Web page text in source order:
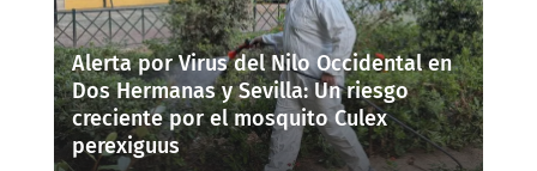
Alerta por Virus del Nilo Occidental en
Dos Hermanas y Sevilla: Un riesgo
creciente por el mosquito Culex
perexiguus